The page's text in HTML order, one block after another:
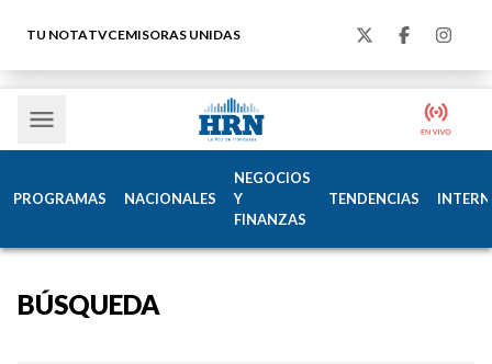
TU NOTATVCEMISORAS UNIDAS
PROGRAMAS NACIONALES
NEGOCIOS
Y
FINANZAS
TENDENCIAS
BÚSQUEDA